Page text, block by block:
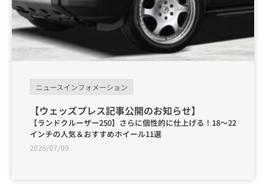
ニュースインフォメーション
【ウェッズプレス記事公開のお知らせ】
【ランドクルーザー250】さらに個性的に仕上げる！18～22
インチの人気＆おすすめホイール11選
2026/07/09